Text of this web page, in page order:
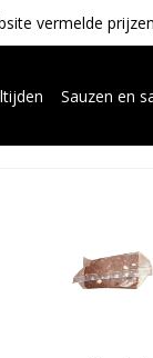
vermelde
Sauzen en